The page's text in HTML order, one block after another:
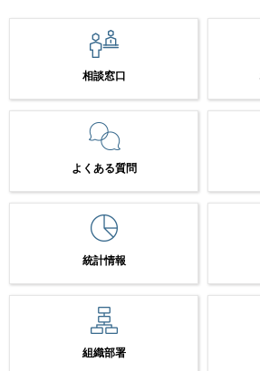
相談窓口
よくある質問
統計情報
組織部署